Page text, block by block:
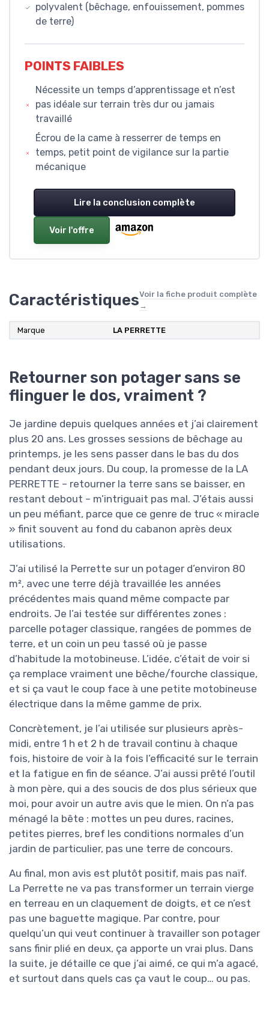
polyvalent (bêchage, enfouissement, pommes
de terre)
POINTS FAIBLES
Nécessite un temps d’apprentissage et n’est
pas idéale sur terrain très dur ou jamais
travaillé
Écrou de la came à resserrer de temps en
temps, petit point de vigilance sur la partie
mécanique
Lire la conclusion complète
Voir l'offre
CaractéristiquesVoir la fiche produit complète
→
Marque LA PERRETTE
Retourner son potager sans se
flinguer le dos, vraiment ?
Je jardine depuis quelques années et j’ai clairement
plus 20 ans. Les grosses sessions de bêchage au
printemps, je les sens passer dans le bas du dos
pendant deux jours. Du coup, la promesse de la LA
PERRETTE – retourner la terre sans se baisser, en
restant debout – m’intriguait pas mal. J’étais aussi
un peu méfiant, parce que ce genre de truc « miracle
» finit souvent au fond du cabanon après deux
utilisations.
J’ai utilisé la Perrette sur un potager d’environ 80
m², avec une terre déjà travaillée les années
précédentes mais quand même compacte par
endroits. Je l’ai testée sur différentes zones :
parcelle potager classique, rangées de pommes de
terre, et un coin un peu tassé où je passe
d’habitude la motobineuse. L’idée, c’était de voir si
ça remplace vraiment une bêche/fourche classique,
et si ça vaut le coup face à une petite motobineuse
électrique dans la même gamme de prix.
Concrètement, je l’ai utilisée sur plusieurs après-
midi, entre 1 h et 2 h de travail continu à chaque
fois, histoire de voir à la fois l’efficacité sur le terrain
et la fatigue en fin de séance. J’ai aussi prêté l’outil
à mon père, qui a des soucis de dos plus sérieux que
moi, pour avoir un autre avis que le mien. On n’a pas
ménagé la bête : mottes un peu dures, racines,
petites pierres, bref les conditions normales d’un
jardin de particulier, pas une terre de concours.
Au final, mon avis est plutôt positif, mais pas naïf.
La Perrette ne va pas transformer un terrain vierge
en terreau en un claquement de doigts, et ce n’est
pas une baguette magique. Par contre, pour
quelqu’un qui veut continuer à travailler son potager
sans finir plié en deux, ça apporte un vrai plus. Dans
la suite, je détaille ce que j’ai aimé, ce qui m’a agacé,
et surtout dans quels cas ça vaut le coup… ou pas.